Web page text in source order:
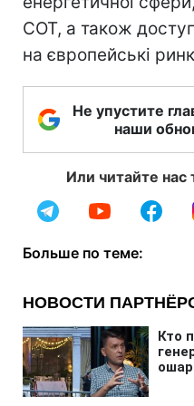
СОТ, а також
на європейські
Не упустите
наши
Или читайте нас
Больше по теме: